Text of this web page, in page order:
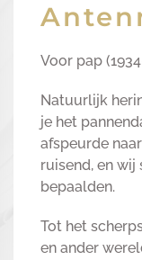
Voor pap
Natuurlijk
je het
afspeurde
ruisend, en
bepaalden.
Tot het
en ander